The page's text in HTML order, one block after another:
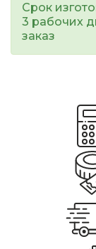
Срок
3 рабочих
заказ